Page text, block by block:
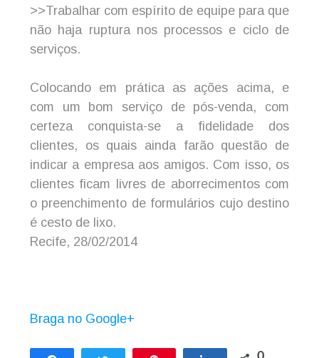
>>Trabalhar com espírito de equipe para que
não haja ruptura nos processos e ciclo de
serviços.
Colocando em prática as ações acima, e
com um bom serviço de pós-venda, com
certeza conquista-se a fidelidade dos
clientes, os quais ainda farão questão de
indicar a empresa aos amigos. Com isso, os
clientes ficam livres de aborrecimentos com
o preenchimento de formulários cujo destino
é cesto de lixo.
Recife, 28/02/2014
Braga no Google+